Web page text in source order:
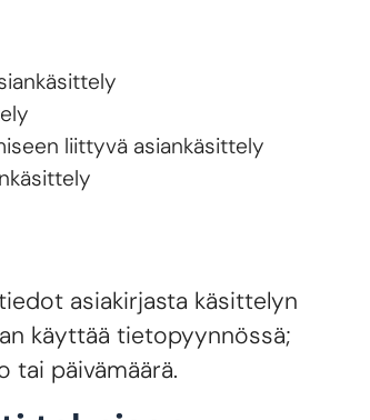
liittyvä asiankäsittely
asiakirjasta käsittelyn
käyttää tietopyynnössä;
tai päivämäärä.